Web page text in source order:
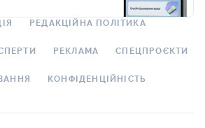
РЕДАКЦІЙНА ПОЛІТИКА
РЕКЛАМА СПЕЦПРОЄКТИ
КОНФІДЕНЦІЙНІСТЬ